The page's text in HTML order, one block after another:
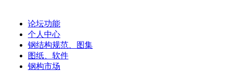
论坛功能
个人中心
钢结构规范、图集
图纸、软件
钢构市场